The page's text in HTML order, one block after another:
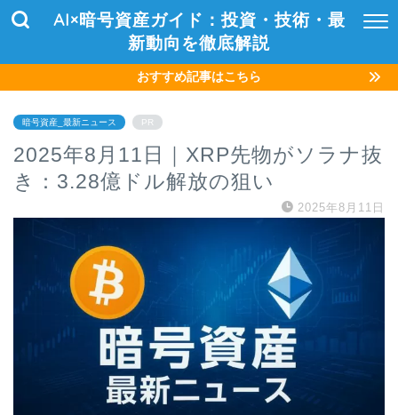
AI×暗号資産ガイド：投資・技術・最
新動向を徹底解説
おすすめ記事はこちら
暗号資産_最新ニュース PR
2025年8月11日｜XRP先物がソラナ抜
き：3.28億ドル解放の狙い
2025年8月11日